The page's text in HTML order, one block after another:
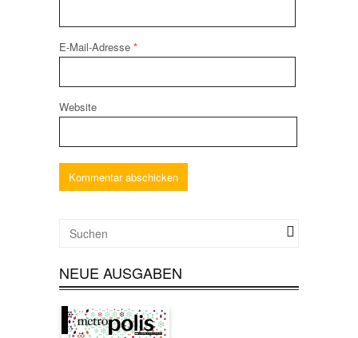
E-Mail-Adresse *
Website
NEUE AUSGABEN